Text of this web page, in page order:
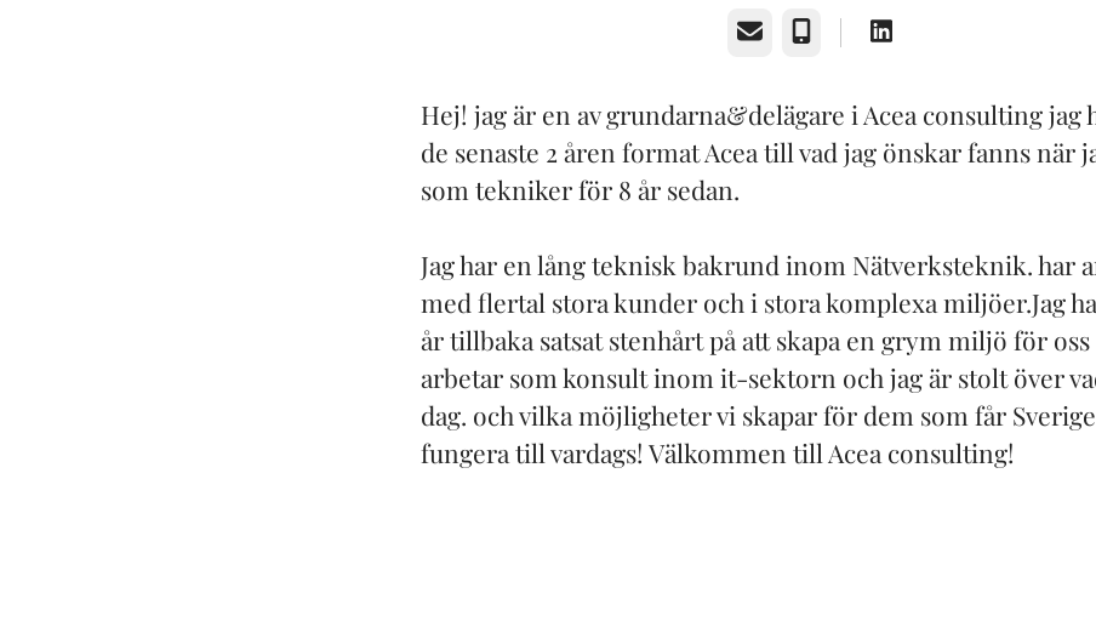
E-post Telefon
Hej! jag är en av grundarna&delägare i Acea consulting jag
de senaste 2 åren format Acea till vad jag önskar fanns när
som tekniker för 8 år sedan.
Jag har en lång teknisk bakrund inom Nätverksteknik. har
med flertal stora kunder och i stora komplexa miljöer.Jag
år tillbaka satsat stenhårt på att skapa en grym miljö för oss
arbetar som konsult inom it-sektorn och jag är stolt över
dag. och vilka möjligheter vi skapar för dem som får
fungera till vardags! Välkommen till Acea consulting!